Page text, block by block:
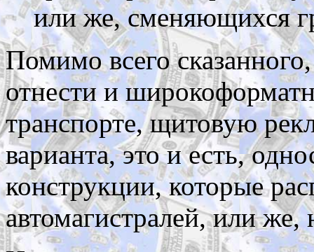
или же, сменяющихся
Помимо всего
отнести и
транспорте, щитовую
варианта, это и есть,
конструкции, которые
автомагистралей, или